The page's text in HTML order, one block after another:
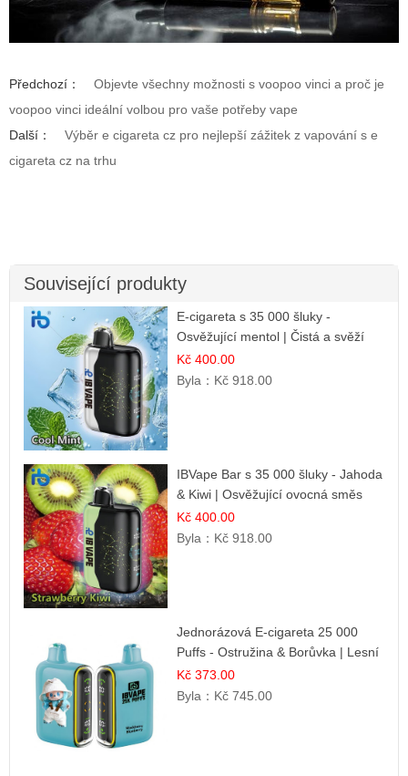
Předchozí：
Objevte všechny možnosti s voopoo vinci a proč je
voopoo vinci ideální volbou pro vaše potřeby vape
Další：
Výběr e cigareta cz pro nejlepší zážitek z vapování s e
cigareta cz na trhu
Související produkty
E-cigareta s 35 000 šluky -
Osvěžující mentol | Čistá a svěží
chuť
Kč 400.00
Byla： Kč 918.00
IBVape Bar s 35 000 šluky - Jahoda
& Kiwi | Osvěžující ovocná směs
Kč 400.00
Byla： Kč 918.00
Jednorázová E-cigareta 25 000
Puffs - Ostružina & Borůvka | Lesní
ovocná směs
Kč 373.00
Byla： Kč 745.00